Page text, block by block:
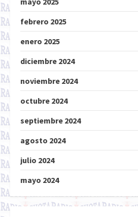
febrero 2025
enero 2025
diciembre 2024
noviembre 2024
octubre 2024
septiembre 2024
agosto 2024
julio 2024
mayo 2024